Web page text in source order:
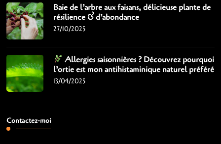
Baie de l’arbre aux faisans, délicieuse plante de
résilience & d’abondance
27/10/2025
Allergies saisonnières ? Découvrez pourquoi
l’ortie est mon antihistaminique naturel préféré
13/04/2025
Contactez-moi